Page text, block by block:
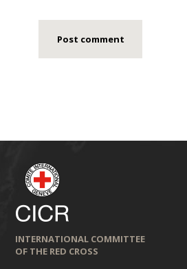
INTERNATIONAL COMMITTEE
OF THE RED CROSS